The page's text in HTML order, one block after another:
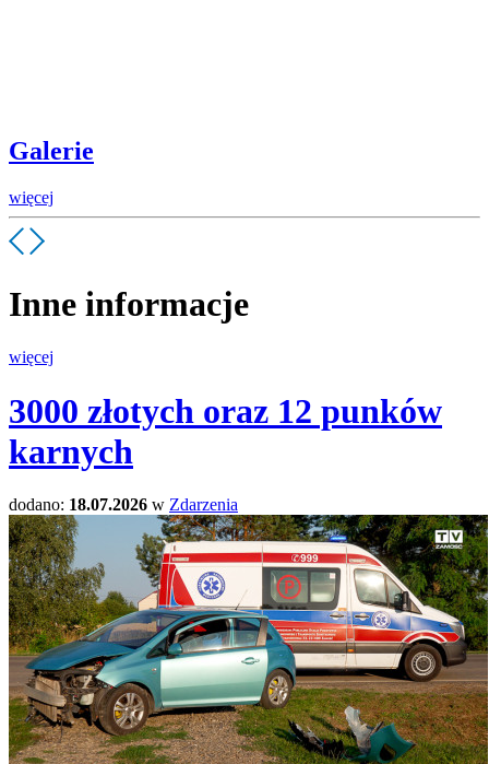
Galerie
więcej
Inne informacje
więcej
3000 złotych oraz 12 punków
karnych
dodano: 18.07.2026 w Zdarzenia